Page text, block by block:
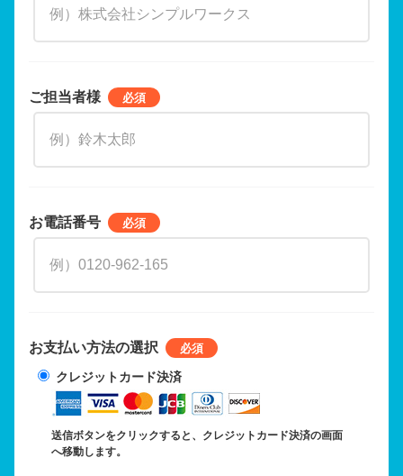
ご担当者様
お電話番号
お支払い方法の選択
クレジットカード決済
送信ボタンをクリックすると、クレジットカード決済の画面
へ移動します。